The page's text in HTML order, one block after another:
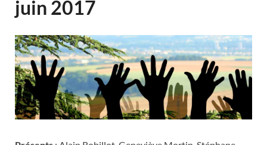
juin 2017